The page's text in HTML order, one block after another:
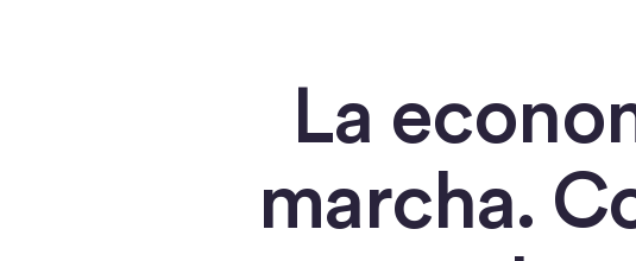
La
marcha.